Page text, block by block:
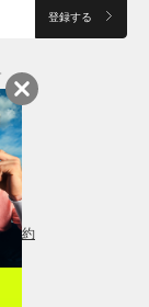
登録する
規約